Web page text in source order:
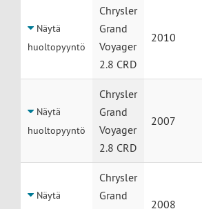
Näytä
huoltopyyntö
Chrysler
Grand
Voyager
2.8 CRD
2010
Näytä
huoltopyyntö
Chrysler
Grand
Voyager
2.8 CRD
2007
Näytä
Chrysler
Grand
2008